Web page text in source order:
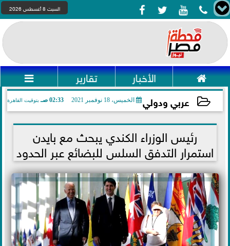
    السبت 8 أغسطس 2026
 الأخبار تقارير 
عربي ودولي الخميس، 18 نوفمبر 2021 02:33 صـ بتوقيت القاهرة
2021-11-18 02:33:33رئيس الوزراء الكندي يبحث مع بايدن
استمرار التدفق السلس للبضائع عبر الحدود